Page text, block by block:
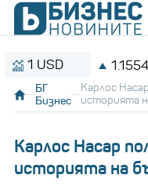
1.1554 BGN
БГ
Бизнес
Карлос
историята
Карлос Насар
историята на